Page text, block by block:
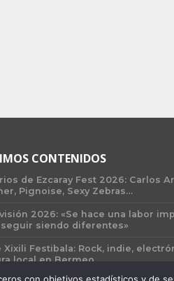
CONTENIDOS
de Ezcaray Fest 2026: Carlos
Pignoise, Sexy Zebras…
2026: «Se hace una labor
seguir siendo diferentes»
Xixili Festibala: Rock, indie,
local en Bermeo